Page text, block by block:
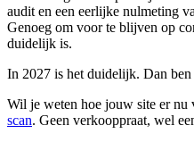
audit en een eerlijke nulmeting
Genoeg om voor te blijven op
duidelijk is.
In 2027 is het duidelijk. Dan ben
Wil je weten hoe jouw site er nu
scan. Geen verkooppraat, wel